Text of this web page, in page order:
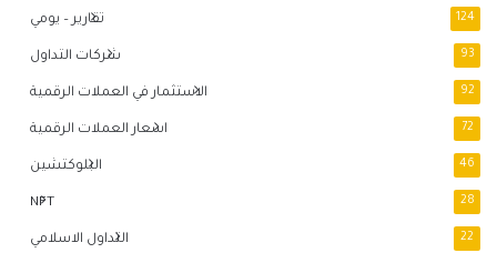
تقارير – يومي 124
شركات التداول 93
الاستثمار في العملات الرقمية 92
اسعار العملات الرقمية 72
البلوكتشين 46
NFT 28
التداول الاسلامي 22